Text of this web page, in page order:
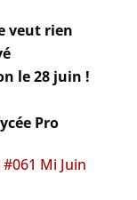
veut rien
le 28 juin !
Pro
Mi Juin